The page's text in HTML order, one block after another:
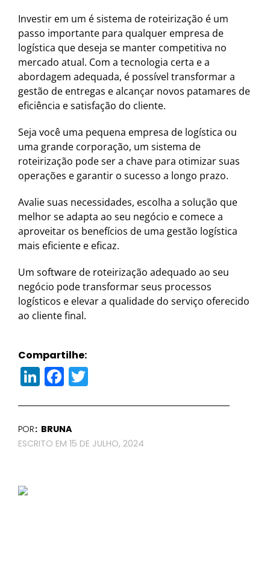
Investir em um é sistema de roteirização é um
passo importante para qualquer empresa de
logística que deseja se manter competitiva no
mercado atual. Com a tecnologia certa e a
abordagem adequada, é possível transformar a
gestão de entregas e alcançar novos patamares de
eficiência e satisfação do cliente.
Seja você uma pequena empresa de logística ou
uma grande corporação, um sistema de
roteirização pode ser a chave para otimizar suas
operações e garantir o sucesso a longo prazo.
Avalie suas necessidades, escolha a solução que
melhor se adapta ao seu negócio e comece a
aproveitar os benefícios de uma gestão logística
mais eficiente e eficaz.
Um software de roteirização adequado ao seu
negócio pode transformar seus processos
logísticos e elevar a qualidade do serviço oferecido
ao cliente final.
LinkedIn
Facebook
Compartilhe:
POR BRUNA
15 DE JULHO, 2024